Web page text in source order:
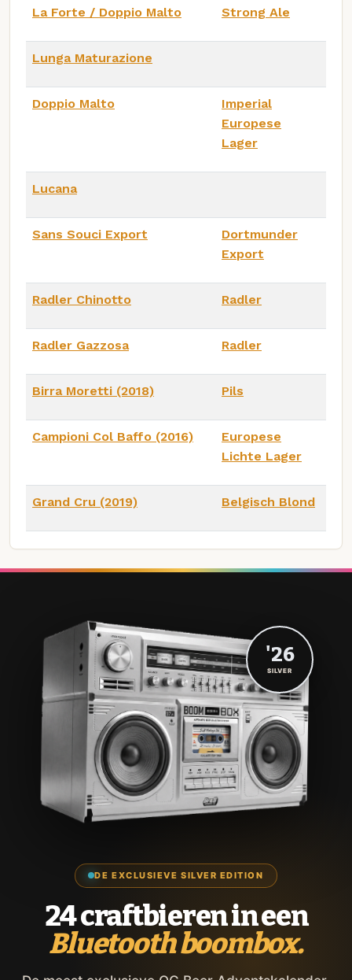
La Forte / Doppio Malto Strong Ale
Lunga Maturazione
Doppio Malto
Imperial
Europese
Lager
Lucana
Sans Souci Export
Dortmunder
Export
Radler Chinotto Radler
Radler Gazzosa Radler
Birra Moretti (2018) Pils
Campioni Col Baffo (2016)
Europese
Lichte Lager
Grand Cru (2019) Belgisch Blond
DE EXCLUSIEVE SILVER EDITION
24 craftbieren in een
Bluetooth boombox.
'26
SILVER